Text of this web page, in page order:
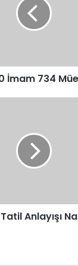
İmam 734
Anlayışı